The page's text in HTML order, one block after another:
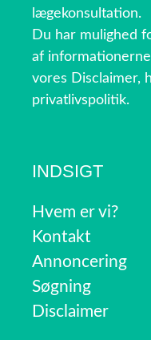
lægekonsultation.
Du har mulighed
af
vores Disclaimer,
privatlivspolitik.
INDSIGT
Hvem er vi?
Kontakt
Annoncering
Søgning
Disclaimer